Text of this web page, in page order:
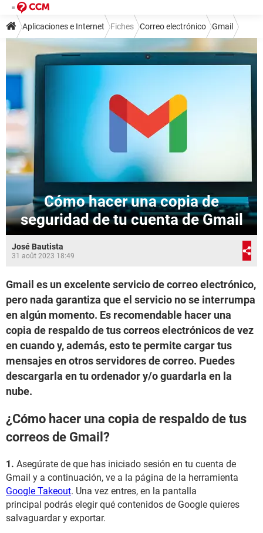
Aplicaciones e Internet Fiches Correo electrónico Gmail
Cómo hacer una copia de
seguridad de tu cuenta de Gmail
José Bautista
31 août 2023 18:49
Gmail es un excelente servicio de correo electrónico,
pero nada garantiza que el servicio no se interrumpa
en algún momento. Es recomendable hacer una
copia de respaldo de tus correos electrónicos de vez
en cuando y, además, esto te permite cargar tus
mensajes en otros servidores de correo. Puedes
descargarla en tu ordenador y/o guardarla en la
nube.
¿Cómo hacer una copia de respaldo de tus
correos de Gmail?
1. Asegúrate de que has iniciado sesión en tu cuenta de
Gmail y a continuación, ve a la página de la herramienta
Google Takeout. Una vez entres, en la pantalla
principal podrás elegir qué contenidos de Google quieres
salvaguardar y exportar.